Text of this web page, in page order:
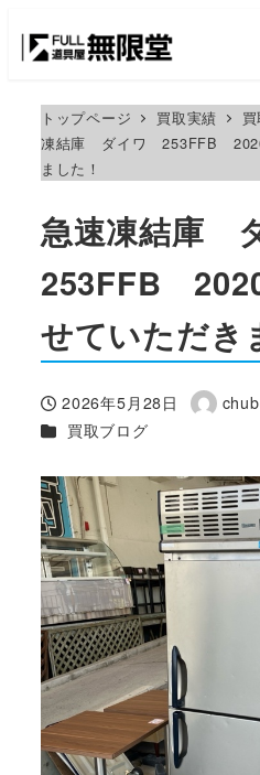
トップページ 買取実績
凍結庫 ダイワ 253FFB 2020
ました！
急速凍結庫
253FFB
せていただき
投稿日
2026年5月28日
著
カテゴリー
買取ブログ